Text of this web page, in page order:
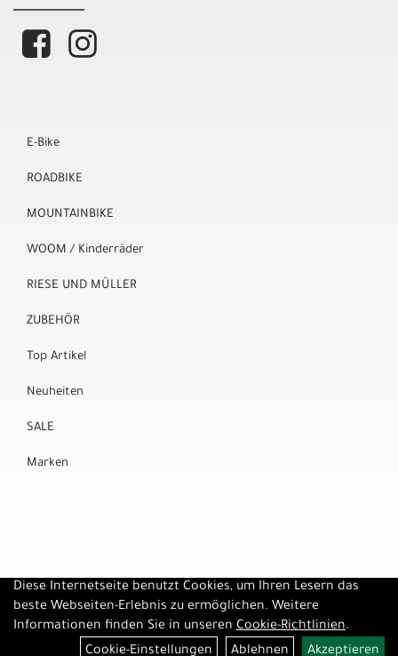
E-Bike
ROADBIKE
MOUNTAINBIKE
WOOM / Kinderräder
RIESE UND MÜLLER
ZUBEHÖR
Top Artikel
Neuheiten
SALE
Marken
Diese Internetseite benutzt Cookies, um Ihren Lesern das
beste Webseiten-Erlebnis zu ermöglichen. Weitere
Informationen finden Sie in unseren Cookie-Richtlinien.
Cookie-Einstellungen
Ablehnen Akzeptieren